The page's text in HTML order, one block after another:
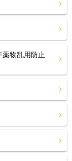
用防止